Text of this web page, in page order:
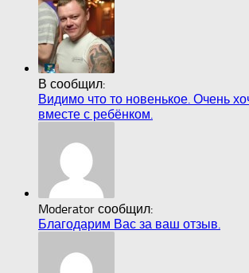
В сообщил:
Видимо что то новенькое. Очень
вместе с ребёнком.
Moderator сообщил:
Благодарим Вас за ваш отзыв.